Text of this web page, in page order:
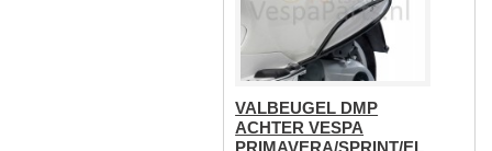
VALBEUGEL DMP
ACHTER VESPA
PRIMAVERA/SPRINT/EL